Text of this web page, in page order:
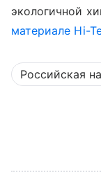
экологичной
материале Hi-
Российская